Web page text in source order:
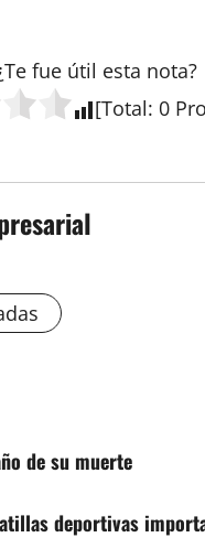
fue útil esta nota?
[Total: 0
de su muerte
deportivas